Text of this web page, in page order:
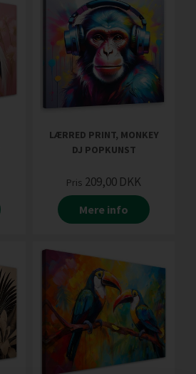
LÆRRED PRINT, MONKEY
DJ POPKUNST
Pris 209,00 DKK
Mere info